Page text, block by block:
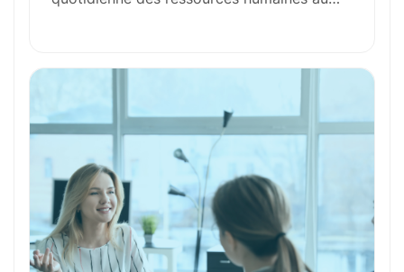
Formation et Qualifications
Perspectives de carrière
Avantages